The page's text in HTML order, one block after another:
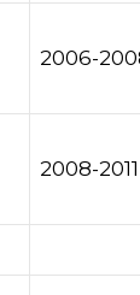
2006-
2008-2011